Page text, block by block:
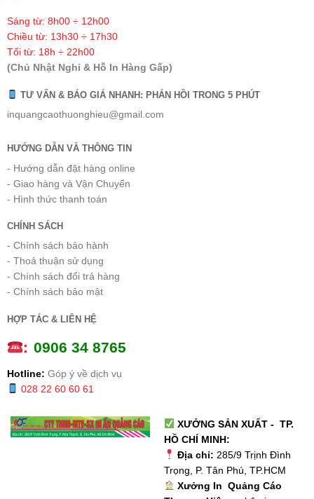
Sáng từ: 8h00 ÷ 12h00
Chiều từ: 13h30 ÷ 17h30
Tối từ: 18h ÷ 22h00
(Chủ Nhật Nghỉ & Hỗ In Hàng Gấp)
TƯ VẤN & BÁO GIÁ NHANH: PHẢN HỒI TRONG 5 PHÚT
inquangcaothuonghieu@gmail.com
HƯỚNG DẪN VÀ THÔNG TIN
- Hướng dẫn đặt hàng online
- Giao hàng và Vận Chuyển
- Hình thức thanh toán
CHÍNH SÁCH
- Chính sách bảo hành
- Thoả thuận sử dụng
- Chính sách đổi trả hàng
- Chính sách bảo mật
HỢP TÁC & LIÊN HỆ
: 0906 34 8765
Hotline: Góp ý về dịch vụ
028 22 60 60 61
XƯỞNG SẢN XUẤT - TP.
HỒ CHÍ MINH:
Địa chỉ: 285/9 Trịnh Đình
Trọng, P. Tân Phú, TP.HCM
Xưởng In Quảng Cáo